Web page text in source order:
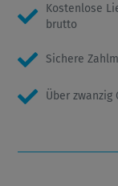
Kostenlose
brutto
Sichere
Über